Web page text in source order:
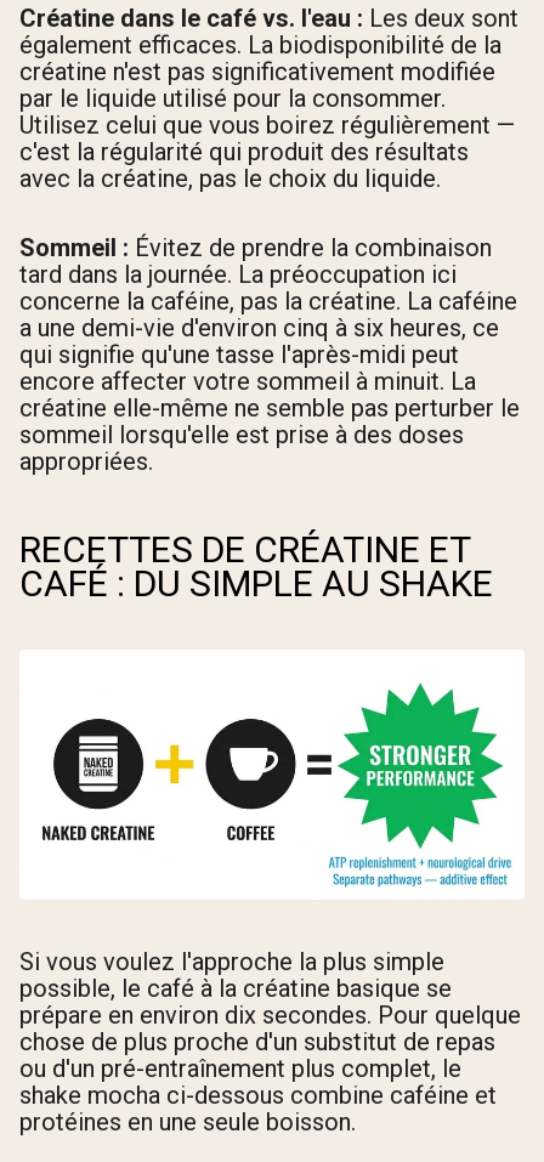
Créatine dans le café vs. l'eau : Les deux sont
également efficaces. La biodisponibilité de la
créatine n'est pas significativement modifiée
par le liquide utilisé pour la consommer.
Utilisez celui que vous boirez régulièrement —
c'est la régularité qui produit des résultats
avec la créatine, pas le choix du liquide.
Sommeil : Évitez de prendre la combinaison
tard dans la journée. La préoccupation ici
concerne la caféine, pas la créatine. La caféine
a une demi-vie d'environ cinq à six heures, ce
qui signifie qu'une tasse l'après-midi peut
encore affecter votre sommeil à minuit. La
créatine elle-même ne semble pas perturber le
sommeil lorsqu'elle est prise à des doses
appropriées.
RECETTES DE CRÉATINE ET
CAFÉ : DU SIMPLE AU SHAKE
Si vous voulez l'approche la plus simple
possible, le café à la créatine basique se
prépare en environ dix secondes. Pour quelque
chose de plus proche d'un substitut de repas
ou d'un pré-entraînement plus complet, le
shake mocha ci-dessous combine caféine et
protéines en une seule boisson.